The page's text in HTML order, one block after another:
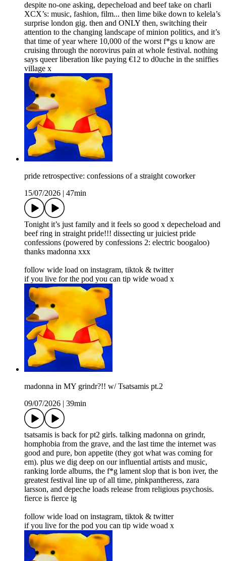
despite no-one asking, depecheload and beef take on charli
XCX’s: music, fashion, film... then lime bike down to kelela’s
surprise london gig. then and ONLY then, switching their
attention to the changing landscape of minion politics, and it’s
that time of year where 10,000 of the worst f*gs u know are
cruising through the norovirus pain at whole festival. nothing
says queer liberation like paying €12 to d0uche in the sniffies
village x
pride retrospective: confessions of a straight coworker
15/07/2026
47min
Tonight it’s just family and it feels so good x depecheload and
beef ring in straight pride!!! dissecting ur juiciest pride
confessions (powered by confessions 2: electric boogaloo)
thanks madonna xxx
follow wide load on ⁠⁠⁠⁠⁠⁠⁠⁠⁠⁠⁠instagram⁠⁠⁠⁠⁠⁠⁠⁠⁠⁠⁠, ⁠⁠⁠⁠⁠⁠⁠⁠⁠tiktok⁠⁠⁠⁠⁠⁠⁠⁠⁠ & ⁠⁠⁠⁠⁠⁠⁠⁠⁠⁠⁠twitter⁠⁠⁠⁠⁠⁠⁠⁠⁠
if you live for the pod you can ⁠⁠⁠⁠⁠⁠⁠⁠⁠⁠⁠tip wide woad⁠⁠⁠⁠⁠⁠⁠⁠⁠⁠⁠ x
madonna in MY grindr?!! w/ Tsatsamis pt.2
09/07/2026
39min
tsatsamis is back for pt2 girls. talking madonna on grindr,
homphobia from the grave, and the last time the internet was
good and pure, bon appetite (they got what was coming for
em). plus we dig deep on our influential artists and music,
ranking lorde albums, the f*g lament slop that is bon iver, the
greatest festival line up of all time, pinkpantheress, zara
larsson, and depeche loads release from religious psychosis.
fierce is fierce ig
follow wide load on ⁠⁠⁠⁠⁠⁠⁠⁠⁠⁠⁠instagram⁠⁠⁠⁠⁠⁠⁠⁠⁠⁠⁠, ⁠⁠⁠⁠⁠⁠⁠⁠⁠tiktok⁠⁠⁠⁠⁠⁠⁠⁠⁠ & ⁠⁠⁠⁠⁠⁠⁠⁠⁠⁠⁠twitter⁠⁠⁠⁠⁠⁠⁠⁠⁠
if you live for the pod you can ⁠⁠⁠⁠⁠⁠⁠⁠⁠⁠⁠tip wide woad⁠⁠⁠⁠⁠⁠⁠⁠⁠⁠⁠ x